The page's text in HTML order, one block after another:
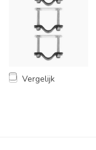
Vergelijk